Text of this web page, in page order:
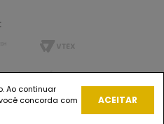
| JUNDIAÍ, SP CNPJ
0001-44 |
Ao continuar
concorda com
ACEITAR